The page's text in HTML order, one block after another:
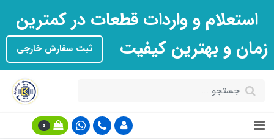
استعلام و واردات قطعات در کمترین
زمان و بهترین کیفیت
ثبت سفارش خارجی
0